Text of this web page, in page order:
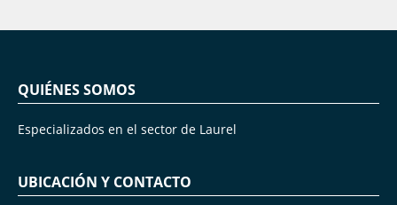
QUIÉNES SOMOS
Especializados en el sector de Laurel
UBICACIÓN Y CONTACTO